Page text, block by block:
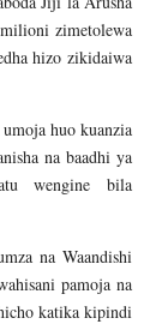
zimetolewa
hizo zikidaiwa
huo kuanzia
na baadhi ya
wengine bila
na Waandishi
pamoja na
katika kipindi